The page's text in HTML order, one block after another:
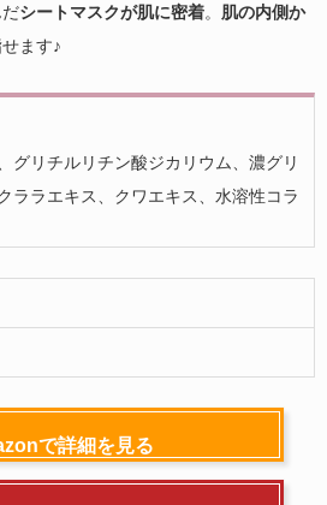
シートマスクが肌に密着。 肌の内側か
ます♪
グリチルリチン酸ジカリウム、濃グリ
ララエキス、クワエキス、水溶性コラ
で詳細を見る